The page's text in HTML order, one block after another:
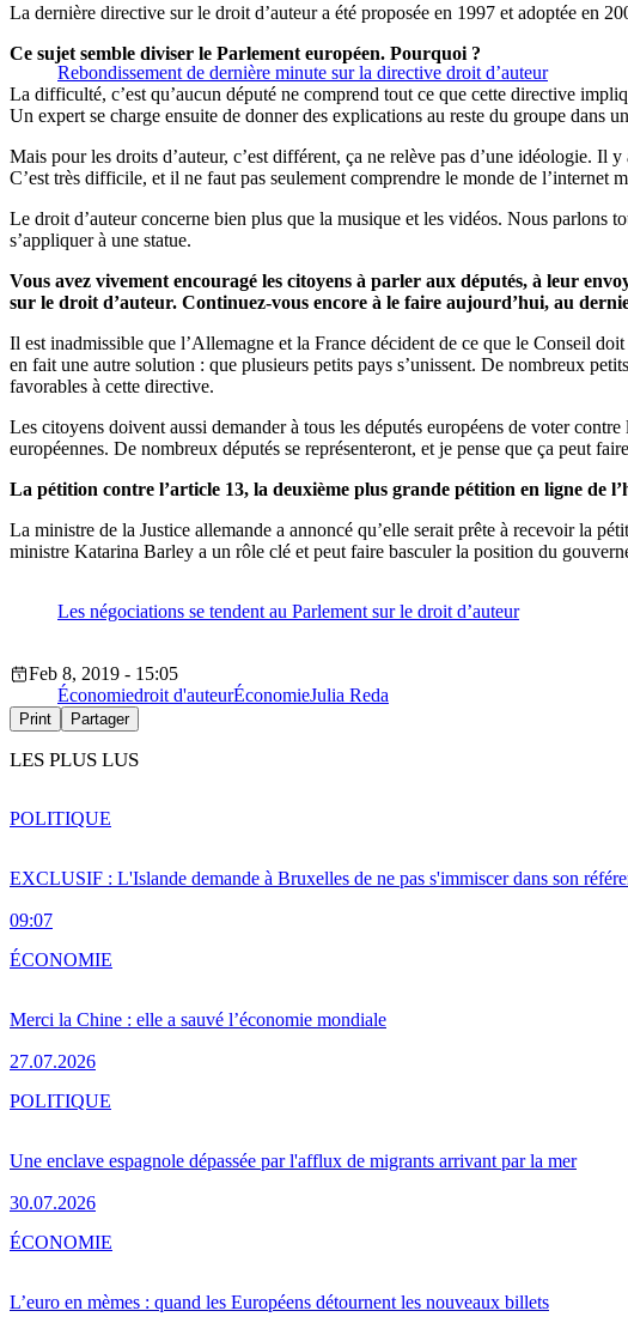
La dernière directive sur le droit d’auteur a été proposée en 1997 et adoptée en
Rebondissement de dernière minute sur la directive droit d’auteur
Ce sujet semble diviser le Parlement européen. Pourquoi ?
La difficulté, c’est qu’aucun député ne comprend tout ce que cette directive
Un expert se charge ensuite de donner des explications au reste du groupe dans
Mais pour les droits d’auteur, c’est différent, ça ne relève pas d’une idéologie.
C’est très difficile, et il ne faut pas seulement comprendre le monde de l’internet
Le droit d’auteur concerne bien plus que la musique et les vidéos. Nous parlons
s’appliquer à une statue.
Vous avez vivement encouragé les citoyens à parler aux députés, à leur
sur le droit d’auteur. Continuez-vous encore à le faire aujourd’hui, au
Il est inadmissible que l’Allemagne et la France décident de ce que le Conseil
en fait une autre solution : que plusieurs petits pays s’unissent. De nombreux
favorables à cette directive.
Les citoyens doivent aussi demander à tous les députés européens de voter
européennes. De nombreux députés se représenteront, et je pense que ça peut
La pétition contre l’article 13, la deuxième plus grande pétition en ligne de
La ministre de la Justice allemande a annoncé qu’elle serait prête à recevoir la
ministre Katarina Barley a un rôle clé et peut faire basculer la position du
Les négociations se tendent au Parlement sur le droit d’auteur
Feb 8, 2019 - 15:05
Économiedroit d'auteurÉconomieJulia Reda
Print Partager
LES PLUS LUS
EXCLUSIF : L'Islande demande à Bruxelles de ne pas s'immiscer dans son
09:07
POLITIQUE
Merci la Chine : elle a sauvé l’économie mondiale
27.07.2026
ÉCONOMIE
Une enclave espagnole dépassée par l'afflux de migrants arrivant par la mer
30.07.2026
POLITIQUE
L’euro en mèmes : quand les Européens détournent les nouveaux billets
ÉCONOMIE